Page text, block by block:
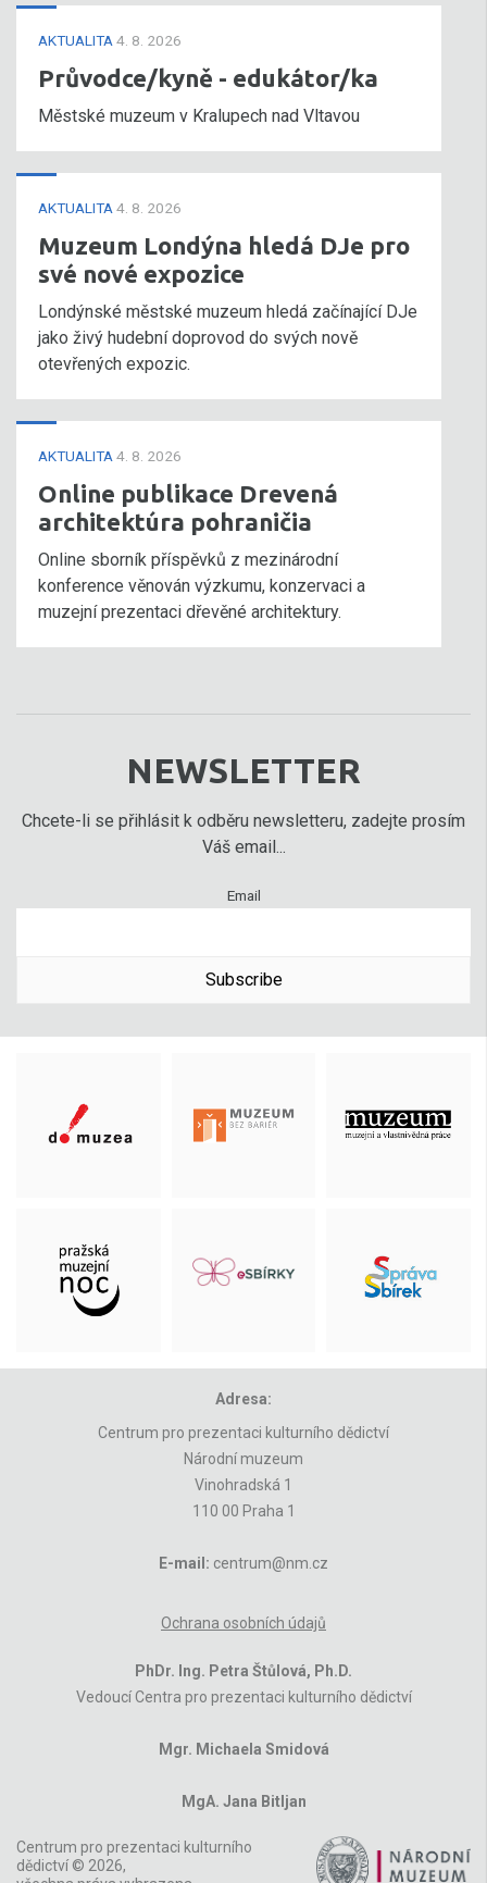
AKTUALITA 4. 8. 2026
Průvodce/kyně - edukátor/ka
Městské muzeum v Kralupech nad Vltavou
AKTUALITA 4. 8. 2026
Muzeum Londýna hledá DJe pro
své nové expozice
Londýnské městské muzeum hledá začínající DJe
jako živý hudební doprovod do svých nově
otevřených expozic.
AKTUALITA 4. 8. 2026
Online publikace Drevená
architektúra pohraničia
Online sborník příspěvků z mezinárodní
konference věnován výzkumu, konzervaci a
muzejní prezentaci dřevěné architektury.
NEWSLETTER
Chcete-li se přihlásit k odběru newsletteru, zadejte prosím
Váš email...
Email
Subscribe
Adresa:
Centrum pro prezentaci kulturního dědictví
Národní muzeum
Vinohradská 1
110 00 Praha 1
E-mail: centrum@nm.cz
Ochrana osobních údajů
PhDr. Ing. Petra Štůlová, Ph.D.
Vedoucí Centra pro prezentaci kulturního dědictví
Mgr. Michaela Smidová
MgA. Jana Bitljan
Centrum pro prezentaci kulturního
dědictví © 2026,